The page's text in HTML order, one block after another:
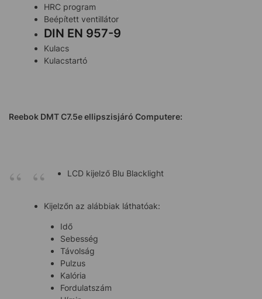
HRC program
Beépített ventillátor
DIN EN 957-9
Kulacs
Kulacstartó
Reebok DMT C7.5eellipszisjáró Computere:
LCD kijelző Blu Blacklight
Kijelzőn az alábbiak láthatóak:
Idő
Sebesség
Távolság
Pulzus
Kalória
Fordulatszám